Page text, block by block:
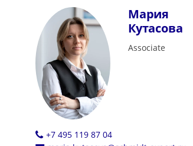
Мария
Кутасова
Associate
+7 495 119 87 04